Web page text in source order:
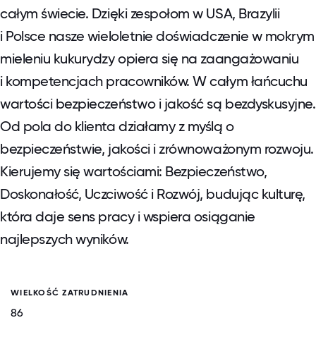
całym świecie. Dzięki zespołom w USA, Brazylii
i Polsce nasze wieloletnie doświadczenie w mokrym
mieleniu kukurydzy opiera się na zaangażowaniu
i kompetencjach pracowników. W całym łańcuchu
wartości bezpieczeństwo i jakość są bezdyskusyjne.
Od pola do klienta działamy z myślą o
bezpieczeństwie, jakości i zrównoważonym rozwoju.
Kierujemy się wartościami: Bezpieczeństwo,
Doskonałość, Uczciwość i Rozwój, budując kulturę,
która daje sens pracy i wspiera osiąganie
najlepszych wyników.
WIELKOŚĆ ZATRUDNIENIA
86